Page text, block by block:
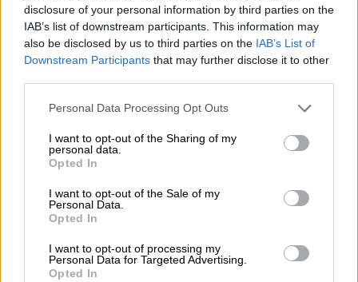
disclosure of your personal information by third parties on the
IAB’s list of downstream participants. This information may
also be disclosed by us to third parties on the IAB’s List of
Downstream Participants that may further disclose it to other
Please note that this website/app uses one or more Google
not limited to your visit or usage behaviour. You may click to
grant or deny consent to Google and its third-party tags to
use your data for below specified purposes in below Google
consent section.
Personal Data Processing Opt Outs
I want to opt-out of the Sharing of my
personal data.
Opted In
I want to opt-out of the Sale of my
Personal Data.
Opted In
I want to opt-out of processing my
Personal Data for Targeted Advertising.
Opted In
Lifestyle|11.06.2025 22:00